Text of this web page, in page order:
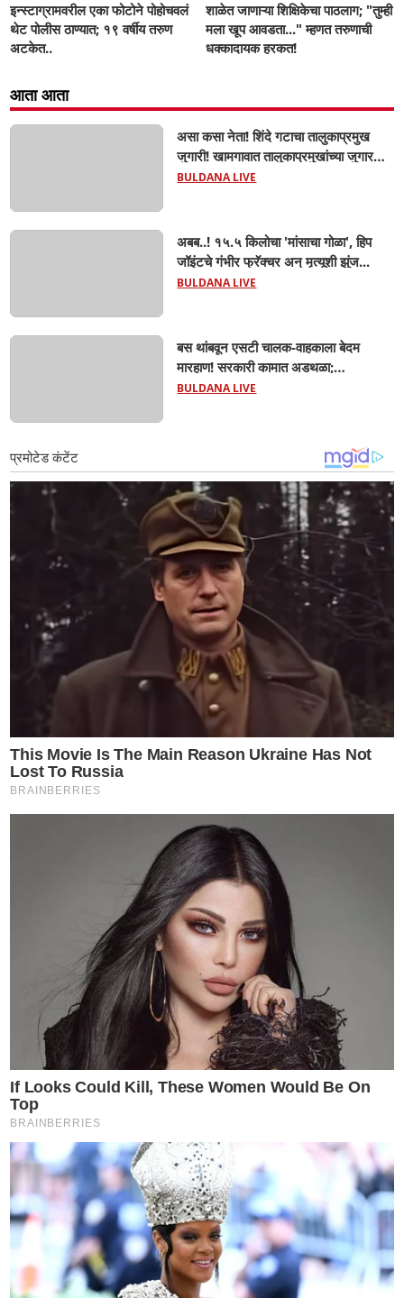
इन्स्टाग्रामवरील एका फोटोने पोहोचवलं
थेट पोलीस ठाण्यात; १९ वर्षीय तरुण
अटकेत..
शाळेत जाणाऱ्या शिक्षिकेचा पाठलाग; "तुम्ही
मला खूप आवडता..." म्हणत तरुणाची
धक्कादायक हरकत!
आता आता
असा कसा नेता! शिंदे गटाचा तालुकाप्रमुख
जुगारी! खामगावात तालुकाप्रमुखांच्या जुगार
अड्ड्यावर डीवायएसपी पथकाची धाड.. अंधारात
BULDANA LIVE
अबब..! १५.५ किलोचा 'मांसाचा गोळा', हिप
जॉइंटचे गंभीर फ्रॅक्चर अन् मृत्यूशी झुंज...
BULDANA LIVE
बस थांबवून एसटी चालक-वाहकाला बेदम
मारहाण! सरकारी कामात अडथळा;
प्रवाशांसमोर धिंगाणा घालणाऱ्या तिघांविरुद्ध
BULDANA LIVE